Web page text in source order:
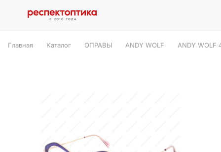
Главная Каталог ОПРАВЫ ANDY WOLF ANDY WOLF